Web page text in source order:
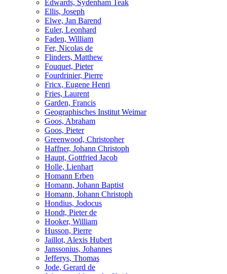
Edwards, Sydenham Teak
Ellis, Joseph
Elwe, Jan Barend
Euler, Leonhard
Faden, William
Fer, Nicolas de
Flinders, Matthew
Fouquet, Pieter
Fourdrinier, Pierre
Fricx, Eugene Henri
Fries, Laurent
Garden, Francis
Geographisches Institut Weimar
Goos, Abraham
Goos, Pieter
Greenwood, Christopher
Haffner, Johann Christoph
Haupt, Gottfried Jacob
Holle, Lienhart
Homann Erben
Homann, Johann Baptist
Homann, Johann Christoph
Hondius, Jodocus
Hondt, Pieter de
Hooker, William
Husson, Pierre
Jaillot, Alexis Hubert
Janssonius, Johannes
Jefferys, Thomas
Jode, Gerard de